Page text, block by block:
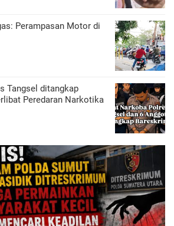
Perampasan Motor di
Tangsel ditangkap
Peredaran Narkotika